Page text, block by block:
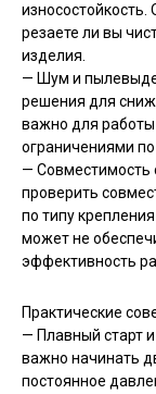
резаете ли вы
изделия.
— Шум и
решения для
важно для
ограничениями
— Совместимость
проверить
по типу
может не
эффективность
Практические
— Плавный старт
важно начинать
постоянное